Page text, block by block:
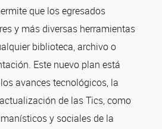
que los egresados
y más diversas herramientas
biblioteca, archivo o
Este nuevo plan está
avances tecnológicos, la
de las Tics, como
y sociales de la